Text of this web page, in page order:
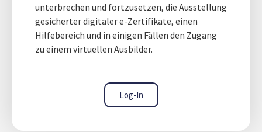
unterbrechen und fortzusetzen, die Ausstellung
gesicherter digitaler e-Zertifikate, einen
Hilfebereich und in einigen Fällen den Zugang
zu einem virtuellen Ausbilder.
Log-In